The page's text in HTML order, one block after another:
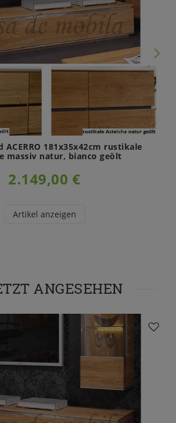
ACERRO 181x35x42cm rustikale
massiv natur, bianco geölt
2.149,00 €
Artikel anzeigen
ANGESEHEN